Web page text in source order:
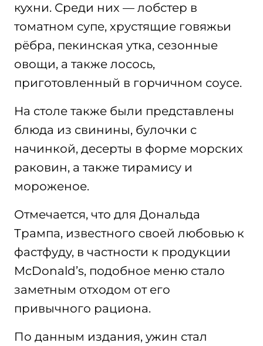
кухни. Среди них — лобстер в
томатном супе, хрустящие говяжьи
рёбра, пекинская утка, сезонные
овощи, а также лосось,
приготовленный в горчичном соусе.
На столе также были представлены
блюда из свинины, булочки с
начинкой, десерты в форме морских
раковин, а также тирамису и
мороженое.
Отмечается, что для Дональда
Трампа, известного своей любовью к
фастфуду, в частности к продукции
McDonald’s, подобное меню стало
заметным отходом от его
привычного рациона.
По данным издания, ужин стал